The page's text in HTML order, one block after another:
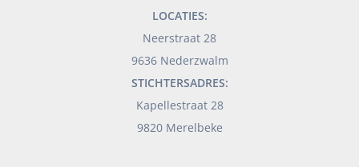
LOCATIES:
Neerstraat 28
9636 Nederzwalm
STICHTERSADRES:
Kapellestraat 28
9820 Merelbeke